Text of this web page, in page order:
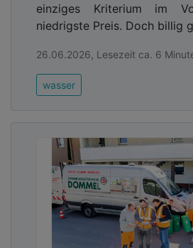
einziges Kriterium im
niedrigste Preis. Doch billig
26.06.2026, Lesezeit ca. 6
wasser